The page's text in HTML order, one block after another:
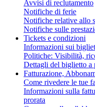
Avvisi di reclutamento
Notifiche di ferie
Notifiche relative allo
Notifiche sulle
Tickets e condizioni
Informazioni sui
Politiche: Visibilità,
Dettagli del biglietto a
Fatturazione,
Come rivedere le tue
Informazioni sulla
prorata